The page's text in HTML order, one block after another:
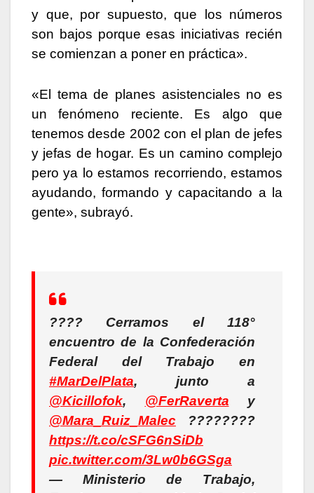
y que, por supuesto, que los números
son bajos porque esas iniciativas recién
se comienzan a poner en práctica».
«El tema de planes asistenciales no es
un fenómeno reciente. Es algo que
tenemos desde 2002 con el plan de jefes
y jefas de hogar. Es un camino complejo
pero ya lo estamos recorriendo, estamos
ayudando, formando y capacitando a la
gente», subrayó.
???? Cerramos el 118°
encuentro de la Confederación
Federal del Trabajo en
#MarDelPlata, junto a
@Kicillofok, @FerRaverta y
@Mara_Ruiz_Malec ????????
https://t.co/cSFG6nSiDb
pic.twitter.com/3Lw0b6GSga
— Ministerio de Trabajo,